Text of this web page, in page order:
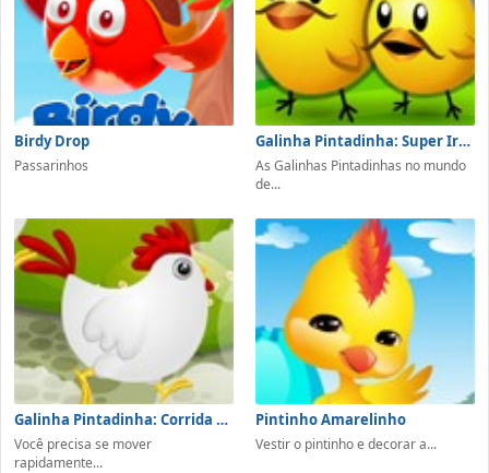
Birdy Drop
Passarinhos
Galinha Pintadinha: Super Irmãs
As Galinhas Pintadinhas no mundo
de...
Galinha Pintadinha: Corrida de Obstáculos
Você precisa se mover
rapidamente...
Pintinho Amarelinho
Vestir o pintinho e decorar a...